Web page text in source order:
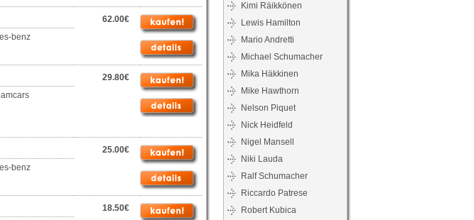
benz
62.00€
29.80€
benz
25.00€
18.50€
Kimi Räikkönen
Lewis Hamilton
Mario Andretti
Michael Schumacher
Mika Häkkinen
Mike Hawthorn
Nelson Piquet
Nick Heidfeld
Nigel Mansell
Niki Lauda
Ralf Schumacher
Riccardo Patrese
Robert Kubica